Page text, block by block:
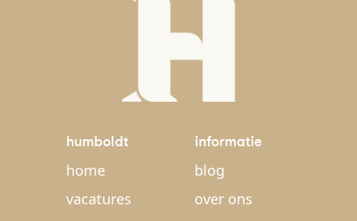
humboldt
home
vacatures
informatie
blog
over ons